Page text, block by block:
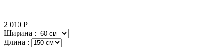
2 010 Р
Ширина :
Длина :